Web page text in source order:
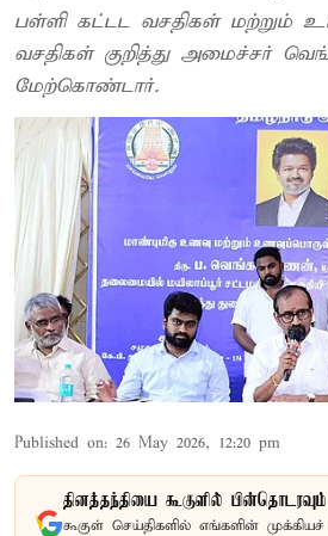
பள்ளி கட்டட வசதிகள் மற்றும்
வசதிகள் குறித்து அமைச்சர்
மேற்கொண்டார்.
Published on: 26 May 2026, 12:20 pm
தினத்தந்தியை கூகுளில் பின்தொடரவும்
கூகுள் செய்திகளில் எங்களின்